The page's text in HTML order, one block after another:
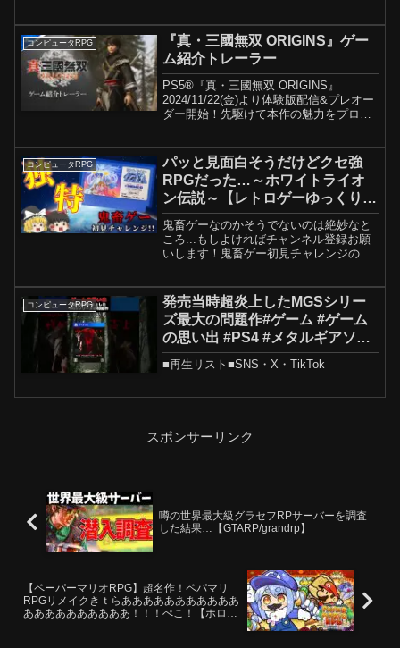
マリオ&ルイージR...
コンピュータRPG
『真・三國無双 ORIGINS』ゲー
ム紹介トレーラー
PS5®『真・三國無双 ORIGINS』
2024/11/22(金)より体験版配信&プレオー
ダー開始！先駆けて本作の魅力をプロデ
版でプレイできるアクションに関する紹
介はも...
コンピュータRPG
パッと見面白そうだけどクセ強
RPGだった…～ホワイトライオ
ン伝説～【レトロゲーゆっくり実
況】
鬼畜ゲーなのかそうでないのは絶妙なと
ころ...もしよければチャンネル登録お願
いします！鬼畜ゲー初見チャレンジの再
す！
コンピュータRPG
発売当時超炎上したMGSシリー
ズ最大の問題作#ゲーム #ゲーム
の思い出 #PS4 #メタルギアソリ
ッドV
■再生リスト■SNS・X・TikTok
スポンサーリンク
噂の世界最大級グラセフRPサーバーを調査
した結果…【GTARP/grandrp】
【ペーパーマリオRPG】超名作！ペパマリ
RPGリメイクきｔらあああああああああああ
ああああああああああ！！！ぺこ！【ホロラ